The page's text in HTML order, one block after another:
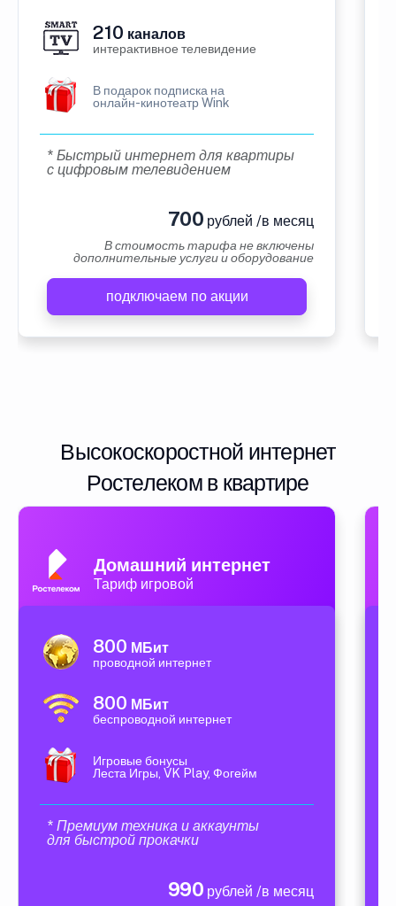
210 каналов
интерактивное телевидение
В подарок подписка на
онлайн-кинотеатр Wink
* Быстрый интернет для квартиры
с цифровым телевидением
700 рублей /в месяц
В стоимость тарифа не включены
дополнительные услуги и оборудование
подключаем по акции
Высокоскоростной интернет
Ростелеком в квартире
Домашний интернет
Тариф игровой
800 МБит
проводной интернет
800 МБит
беспроводной интернет
Игровые бонусы
Леста Игры, VK Play, Фогейм
* Премиум техника и аккаунты
для быстрой прокачки
990 рублей /в месяц